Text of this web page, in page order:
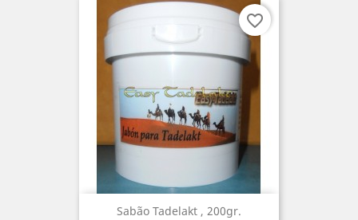
Sabão Tadelakt , 200gr.
favorite_border